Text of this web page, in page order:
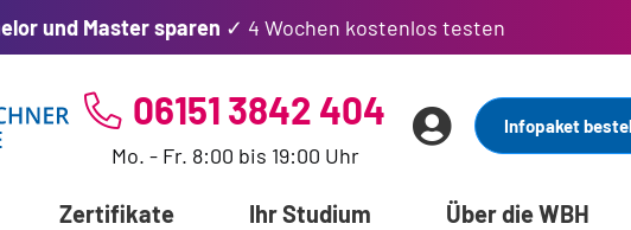
und Master sparen ✓ 4 Wochen kostenlos testen
06151 3842 404
Mo. - Fr. 8:00 bis 19:00 Uhr
Infopaket
Zertifikate Ihr Studium Über die WBH